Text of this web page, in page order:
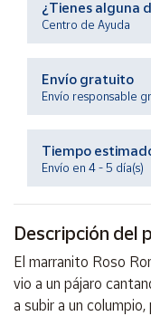
Productos
Solidarios
Ayuda
Centro
de ayuda
Contacto
Vendedores
Mapa de
vendedores
¿Tienes alguna
Centro de Ayuda
Envío gratuito
Envío responsable
Tiempo
Envío en 4 - 5 día(s)
Descripción del
El marranito Roso
vio a un pájaro
a subir a un